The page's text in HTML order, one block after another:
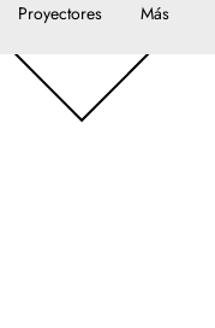
Proyectores Más